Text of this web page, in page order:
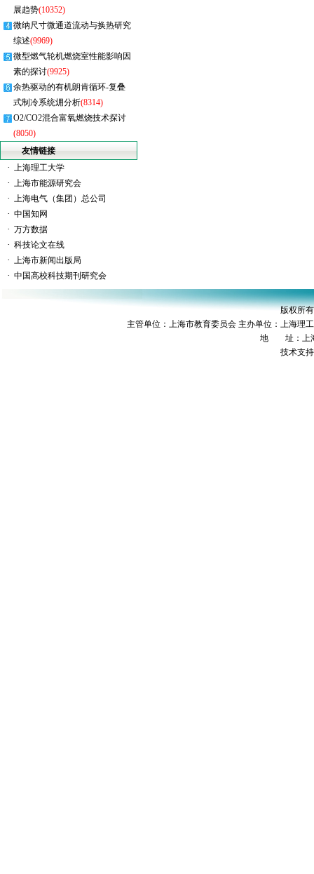
展趋势(10352)
微纳尺寸微通道流动与换热研究
综述(9969)
微型燃气轮机燃烧室性能影响因
素的探讨(9925)
余热驱动的有机朗肯循环-复叠
式制冷系统㶲分析(8314)
O2/CO2混合富氧燃烧技术探讨
(8050)
友情链接
· 上海理工大学
· 上海市能源研究会
· 上海电气（集团）总公司
· 中国知网
· 万方数据
· 科技论文在线
· 上海市新闻出版局
· 中国高校科技期刊研究会
版权所
主管单位：上海市教育委员会 主办单位：上海
地 址：上海
技术支